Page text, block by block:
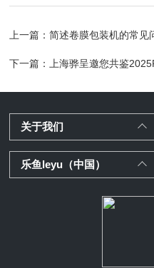
上一篇：简述卷膜包装机的常见
下一篇： 上海骅呈邀您共鉴
关于我们
乐鱼leyu（中国）